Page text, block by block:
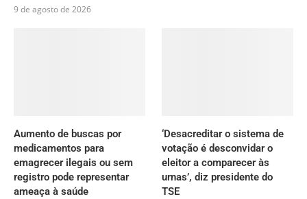
9 de agosto de 2026
Aumento de buscas por
medicamentos para
emagrecer ilegais ou sem
registro pode representar
ameaça à saúde
‘Desacreditar o sistema de
votação é desconvidar o
eleitor a comparecer às
urnas’, diz presidente do
TSE